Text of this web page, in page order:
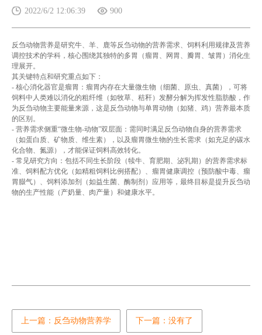
2022/6/2 12:06:39 900
反刍动物营养是研究牛、羊、鹿等反刍动物的营养需求、饲料利用规律及营养
调控技术的学科，核心围绕其独特的多胃（瘤胃、网胃、瓣胃、皱胃）消化生
理展开。
其关键特点和研究重点如下：
- 核心消化器官是瘤胃：瘤胃内存在大量微生物（细菌、原虫、真菌），可将
饲料中人类难以消化的粗纤维（如牧草、秸秆）发酵分解为挥发性脂肪酸，作
为反刍动物主要能量来源，这是反刍动物与单胃动物（如猪、鸡）营养最本质
的区别。
- 营养需求侧重“微生物-动物”双层面：需同时满足反刍动物自身的营养需求
（如蛋白质、矿物质、维生素），以及瘤胃微生物的生长需求（如充足的碳水
化合物、氮源），才能保证饲料高效转化。
- 常见研究方向：包括不同生长阶段（犊牛、育肥期、泌乳期）的营养需求标
准、饲料配方优化（如精粗饲料比例搭配）、瘤胃健康调控（预防酸中毒、瘤
胃臌气）、饲料添加剂（如益生菌、酶制剂）应用等，最终目标是提升反刍动
物的生产性能（产奶量、肉产量）和健康水平。
上一篇：反刍动物营养学 下一篇：没有了